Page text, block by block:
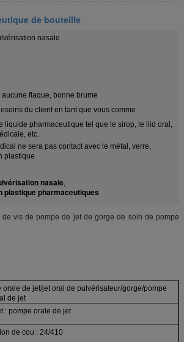
de bouteille
nasale
flaque, bonne brume
du client en tant que vous comme
liquide pharmaceutique tel que le sirop, le liid oral,
etc.
ne sera pas contact avec le métal, verre,
plastique
nasale,
plastique pharmaceutiques
vis de pompe de jet de gorge de soin de pompe
orale de jet/jet oral de pulvérisateur/gorge/pompe
de jet
: pompe orale de jet
de cou : 24/410